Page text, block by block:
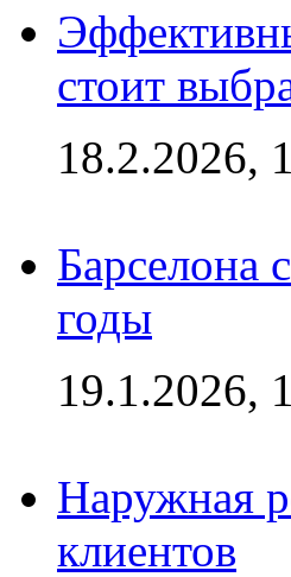
стоит
18.2.2026,
Барселона
годы
19.1.2026,
Наружная
клиентов